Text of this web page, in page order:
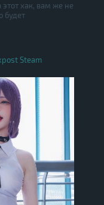
этот хак, вам же не
будет
Steam